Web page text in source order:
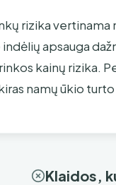
rizika vertinama
apsauga
kainų rizika.
namų ūkio
Klaidos,